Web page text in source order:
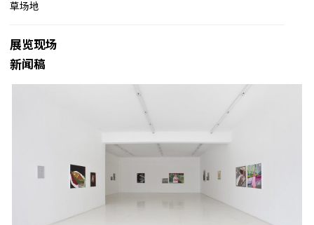
草场地
展览现场
新闻稿